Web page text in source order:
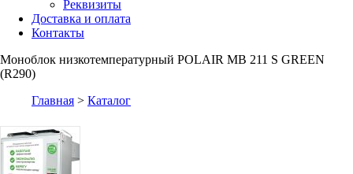
Реквизиты
Доставка и оплата
Контакты
Моноблок низкотемпературный POLAIR MB 211 S GREEN
(R290)
Главная > Каталог